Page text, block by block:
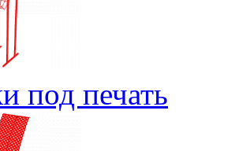
под печать